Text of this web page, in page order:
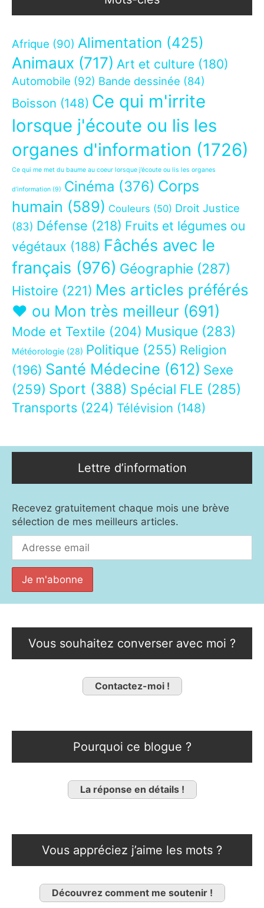
Afrique (90) Alimentation (425)
Animaux (717) Art et culture (180)
Automobile (92) Bande dessinée (84)
Boisson (148) Ce qui m'irrite
lorsque j'écoute ou lis les
organes d'information (1726)
Ce qui me met du baume au coeur lorsque j’écoute ou lis les organes
d’information (9) Cinéma (376) Corps
humain (589) Couleurs (50) Droit Justice
(83) Défense (218) Fruits et légumes ou
végétaux (188) Fâchés avec le
français (976) Géographie (287)
Histoire (221) Mes articles préférés
❤ ou Mon très meilleur (691)
Mode et Textile (204) Musique (283)
Météorologie (28) Politique (255) Religion
(196) Santé Médecine (612) Sexe
(259) Sport (388) Spécial FLE (285)
Transports (224) Télévision (148)
Lettre d’information
Recevez gratuitement chaque mois une brève
sélection de mes meilleurs articles.
Vous souhaitez converser avec moi ?
Contactez-moi !
Pourquoi ce blogue ?
La réponse en détails !
Vous appréciez j’aime les mots ?
Découvrez comment me soutenir !